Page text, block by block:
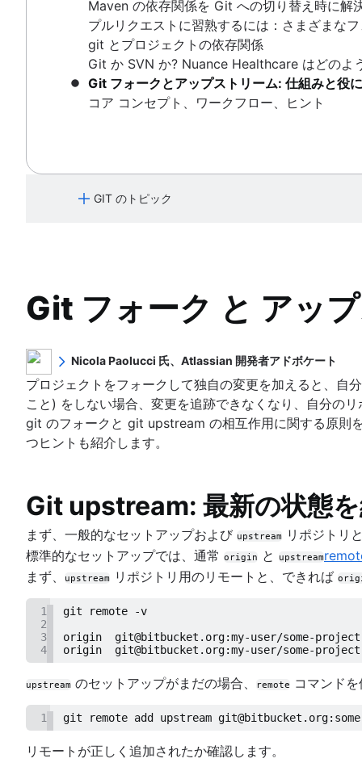
Git LFSとは
Git prune
Git bash
「ドットファイル」を保存する方法
Git のチェリーピック
git rm
複数の戦略をマージする
Gitflow ワークフロー
フォーク型ワークフロー
同期
共有
移行
履歴とともに Git リポジトリを移動する方法
高度な Git ログ
Git フック
Ref と Reflog
Git サブモジュール
Git subtree
Git prune
Git bash
Maven の依存関係を Git への切り替え時に解
プルリクエストに習熟するには：さまざまな
git とプロジェクトの依存関係
Git か SVN か? Nuance Healthcare はどのよ
Git フォークとアップストリーム: 仕組みと役
コア コンセプト、ワークフロー、ヒント
GIT のトピック
Bitbucket Cloudでコードレビューについて学習
Bitbucket Cloud でのブランチの使用方法
初めての方
Git チュートリアル - バージョン管理とは
組織に Git が適している理由
Git チュートリアル - Gitをインストールする
Git SSH
Git アーカイブ
GitOps
リポジトリのセットアップ
概要
git init
Git チュートリアル - git clone
git config
変更の保存（git add）
概要
git commit
git diff
リポジトリの検査
概要
変更点のやり直し
Git revert
Git のリセット
git rm
概要
Git rebase
git reflog
コラボレーション・ワークフロー
同期する（git remote）
概要
git fetch
プルリクエストを実行する
Git checkout
Git merge
競合をマージする
複数の戦略をマージする
概要
フィーチャー ブランチ ワークフロー
Gitflow ワークフロー
フォーク型ワークフロー
Git への移行
SVN から Git への移行を準備する
概要
準備
変換
同期
共有
Perforce から Git に移行する理由
Perforce から Git へ移行する
Git と Perforce で作業: 統合ワークフロー
履歴とともに Git リポジトリを移動する方法
マージとリベース
リセット、チェックアウト、取り消し
高度な Git ログ
Git フック
Git サブモジュール
Git subtree
Git の大規模リポジトリ
git gc
「ドットファイル」を保存する方法
Maven の依存関係を Git への切り替え時に解決
プルリクエストに習熟するには：さまざまなフェ
git とプロジェクトの依存関係
Git フォークとアップストリーム: 仕組みと役に立
コア コンセプト、ワークフロー、ヒント
Git フォーク と アッ
Nicola Paolucci 氏、Atlassian 開発者アドボケート
Nicola は、最先端テクノロジーを探求し、教えること
を行っています。現在はアトラシアンでデベロッパー
築、大規模な e コマース デプロイに携わっていました
プロジェクトをフォークして独自の変更を加えると、自
こと) をしない場合、変更を追跡できなくなり、自分の
git のフォークと git upstream の相互作用に関する原則
つヒントも紹介します。
Git upstream: 最新の状態
まず、一般的なセットアップおよび upstream リポジトリ
標準的なセットアップでは、通常 origin と upstream
まず、
upstream リポジトリ用のリモートと、できれば
1
git remote -v
2
3
origin  git@bitbucket.org:my-user/some-
4
origin  git@bitbucket.org:my-user/some-
upstream のセットアップがまだの場合、 remote コマンド
1 git remote add upstream
リモートが正しく追加されたか確認します。